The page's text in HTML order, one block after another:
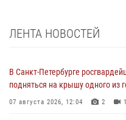
ЛЕНТА НОВОСТЕЙ
В Санкт-Петербурге
подняться на крышу одного из
07 августа 2026, 12:04 2 1